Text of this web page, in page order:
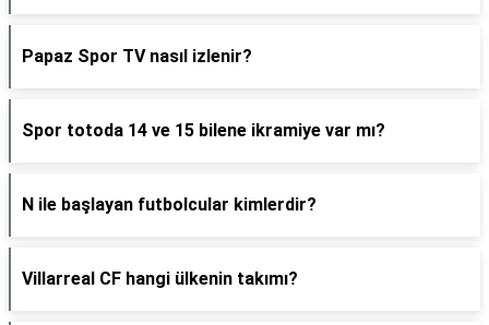
Papaz Spor TV nasıl izlenir?
Spor totoda 14 ve 15 bilene ikramiye var mı?
N ile başlayan futbolcular kimlerdir?
Villarreal CF hangi ülkenin takımı?